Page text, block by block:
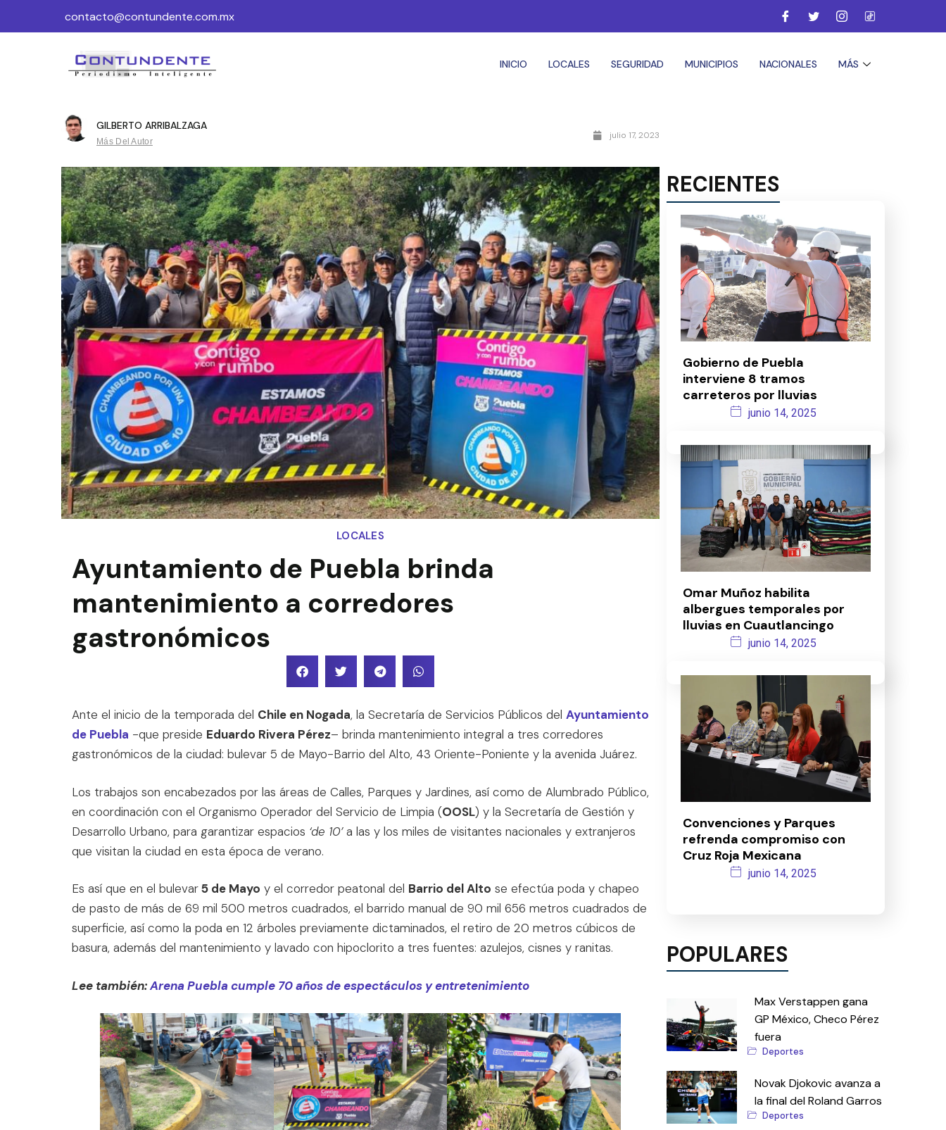
contacto@contundente.com.mx
INICIO LOCALES SEGURIDAD MUNICIPIOS NACIONALES MÁS
GILBERTO ARRIBALZAGA
Más Del Autor
julio 17, 2023
LOCALES
Ayuntamiento de Puebla brinda
mantenimiento a corredores
gastronómicos
Ante el inicio de la temporada del Chile en Nogada, la Secretaría de Servicios Públicos del Ayuntamiento
de Puebla -que preside Eduardo Rivera Pérez– brinda mantenimiento integral a tres corredores
gastronómicos de la ciudad: bulevar 5 de Mayo-Barrio del Alto, 43 Oriente-Poniente y la avenida Juárez.
Los trabajos son encabezados por las áreas de Calles, Parques y Jardines, así como de Alumbrado Público,
en coordinación con el Organismo Operador del Servicio de Limpia (OOSL) y la Secretaría de Gestión y
Desarrollo Urbano, para garantizar espacios ‘de 10’a las y los miles de visitantes nacionales y extranjeros
que visitan la ciudad en esta época de verano.
Es así que en el bulevar5 de Mayo y el corredor peatonal del Barrio del Alto se efectúa poda y chapeo
de pasto de más de 69 mil 500 metros cuadrados, el barrido manual de 90 mil 656 metros cuadrados de
superficie, así como la poda en 12 árboles previamente dictaminados, el retiro de 20 metros cúbicos de
basura, además del mantenimiento y lavado con hipoclorito a tres fuentes: azulejos, cisnes y ranitas.
Lee también:Arena Puebla cumple 70 años de espectáculos y entretenimiento
RECIENTES
Gobierno de Puebla
interviene 8 tramos
carreteros por lluvias
junio 14, 2025
Omar Muñoz habilita
albergues temporales por
lluvias en Cuautlancingo
junio 14, 2025
Convenciones y Parques
refrenda compromiso con
Cruz Roja Mexicana
junio 14, 2025
POPULARES
Max Verstappen gana
GP México, Checo Pérez
fuera
Deportes
Novak Djokovic avanza a
la final del Roland Garros
Deportes